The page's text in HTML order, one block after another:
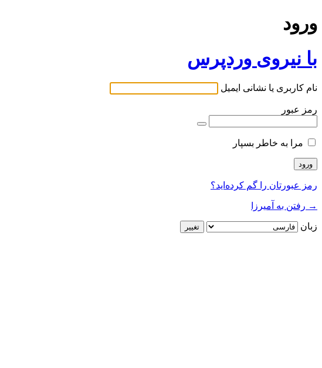
ورود
با نیروی وردپرس
نام کاربری یا نشانی ایمیل
رمز عبور
مرا به خاطر بسپار
رمز عبورتان را گم کرده‌اید؟
→ رفتن به آمیرزا
زبان